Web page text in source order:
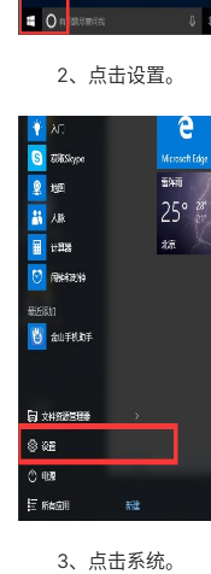
2、点击设置。
3、点击系统。